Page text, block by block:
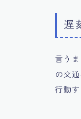
遅
言う
の交
行動